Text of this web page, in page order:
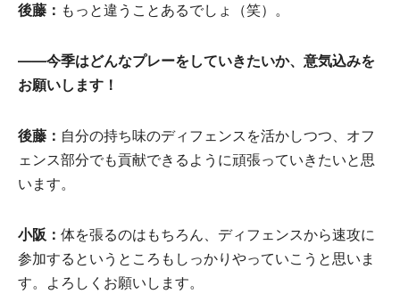
後藤 ： もっと違うことあるでしょ（笑）。
——今季はどんなプレーをしていきたいか、 意気込みを
お願いします！
後藤： 自分の持ち味のディフェンスを活かしつつ、オフ
ェンス部分でも貢献できるように頑張っていきたいと思
います。
小阪 ： 体を張るのはもちろん、ディフェンスから速攻に
参加するというところもしっかりやっていこうと思いま
す。よろしくお願いします。